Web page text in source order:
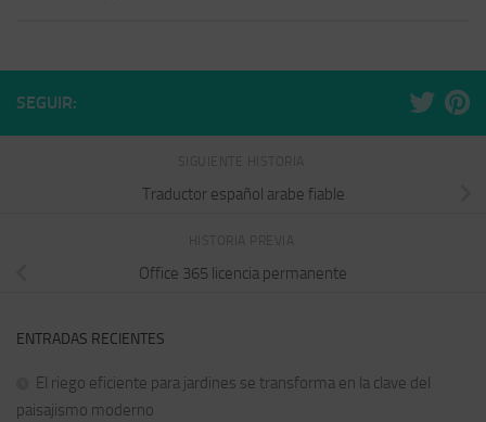
SEGUIR:
Traductor español arabe fiable
Office 365 licencia permanente
ENTRADAS RECIENTES
El riego eficiente para jardines se transforma en la clave del
paisajismo moderno